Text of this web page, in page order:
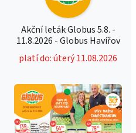
Akční leták Globus 5.8. -
11.8.2026 - Globus Havířov
platí do: úterý 11.08.2026